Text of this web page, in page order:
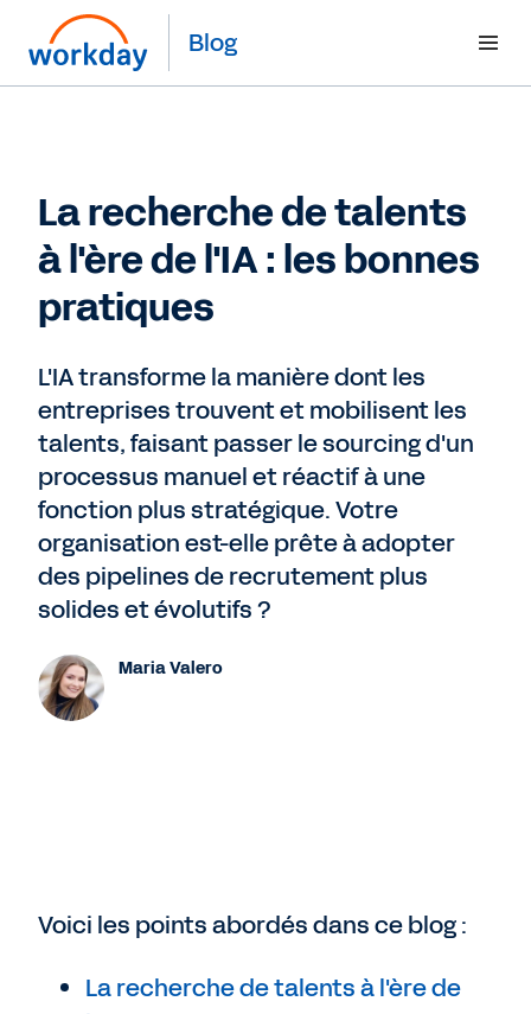
Blog
La recherche de talents
à l'ère de l'IA : les bonnes
pratiques
L'IA transforme la manière dont les
entreprises trouvent et mobilisent les
talents, faisant passer le sourcing d'un
processus manuel et réactif à une
fonction plus stratégique. Votre
organisation est-elle prête à adopter
des pipelines de recrutement plus
solides et évolutifs ?
Maria Valero
Voici les points abordés dans ce blog :
La recherche de talents à l'ère de